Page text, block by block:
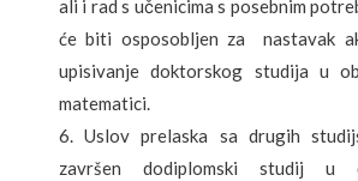
ali i rad s učenicima s posebnim
će biti osposobljen za nastavak
upisivanje doktorskog studija u
matematici.
Uslov prelaska sa drugih
završen dodiplomski studij u